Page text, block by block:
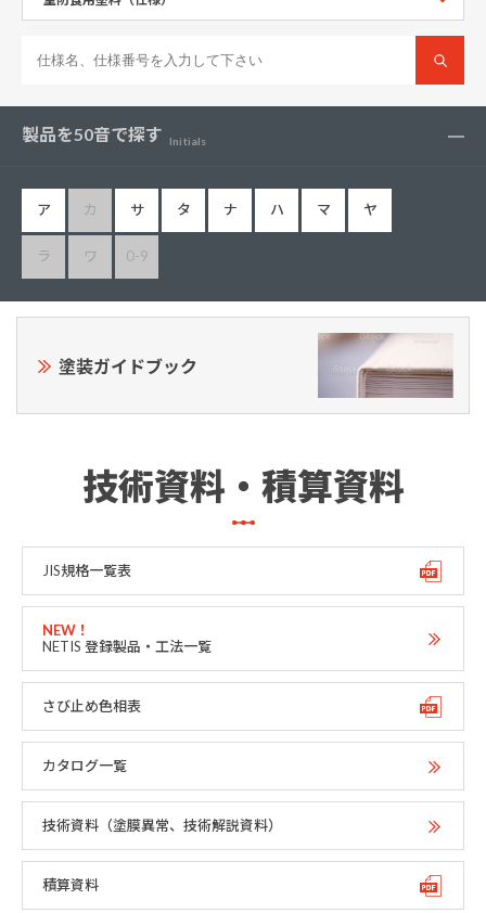
製品を50音で探す Initials
ア カ サ タ ナ ハ マ ヤ
ラ ワ 0-9
塗装ガイドブック
技術資料・積算資料
JIS規格一覧表
NETIS 登録製品・工法一覧
さび止め色相表
カタログ一覧
技術資料（塗膜異常、技術解説資料）
積算資料